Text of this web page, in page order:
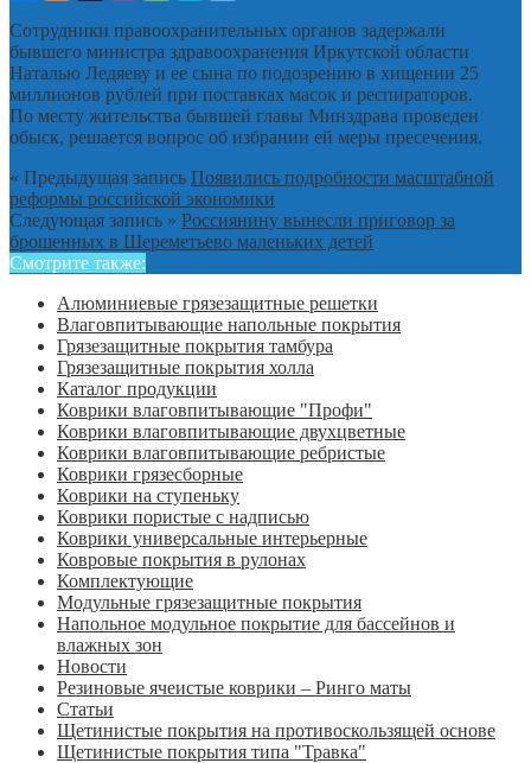
Сотрудники правоохранительных органов задержали
бывшего министра здравоохранения Иркутской области
Наталью Ледяеву и ее сына по подозрению в хищении 25
миллионов рублей при поставках масок и респираторов.
По месту жительства бывшей главы Минздрава проведен
обыск, решается вопрос об избрании ей меры пресечения.
« Предыдущая запись Появились подробности масштабной
реформы российской экономики
Следующая запись » Россиянину вынесли приговор за
брошенных в Шереметьево маленьких детей
Смотрите также:
Алюминиевые грязезащитные решетки
Влаговпитывающие напольные покрытия
Грязезащитные покрытия тамбура
Грязезащитные покрытия холла
Каталог продукции
Коврики влаговпитывающие "Профи"
Коврики влаговпитывающие двухцветные
Коврики влаговпитывающие ребристые
Коврики грязесборные
Коврики на ступеньку
Коврики пористые с надписью
Коврики универсальные интерьерные
Ковровые покрытия в рулонах
Комплектующие
Модульные грязезащитные покрытия
Напольное модульное покрытие для бассейнов и
влажных зон
Новости
Резиновые ячеистые коврики – Ринго маты
Статьи
Щетинистые покрытия на противоскользящей основе
Щетинистые покрытия типа "Травка"